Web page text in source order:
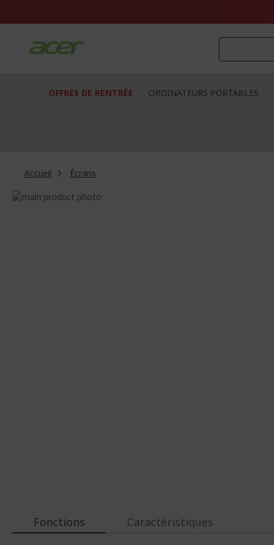
OFFRES DE RENTRÉE ORDINATEURS PORTABLES
Accueil
Écrans
Passer
Fonctions Caractéristiques